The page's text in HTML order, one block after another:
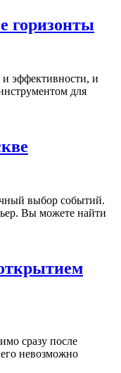
горизонты
и эффективности, и
для
выбор событий.
Вы можете найти
сразу после
невозможно